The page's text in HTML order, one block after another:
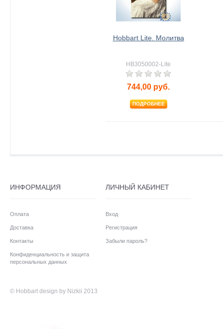
Hobbart Lite. Молитва
HB3050002-Lite
744,00 руб.
ПОДРОБНЕЕ
ИНФОРМАЦИЯ
Оплата
Доставка
Контакты
Конфиденциальность и защита
персональных данных
ЛИЧНЫЙ КАБИНЕТ
Вход
Регистрация
Забыли пароль?
© Hobbart design by Nizkii 2013